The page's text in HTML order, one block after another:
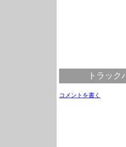
トラック
コメントを書く